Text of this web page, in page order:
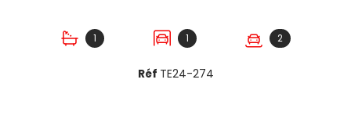
1 1 2
Réf TE24-274